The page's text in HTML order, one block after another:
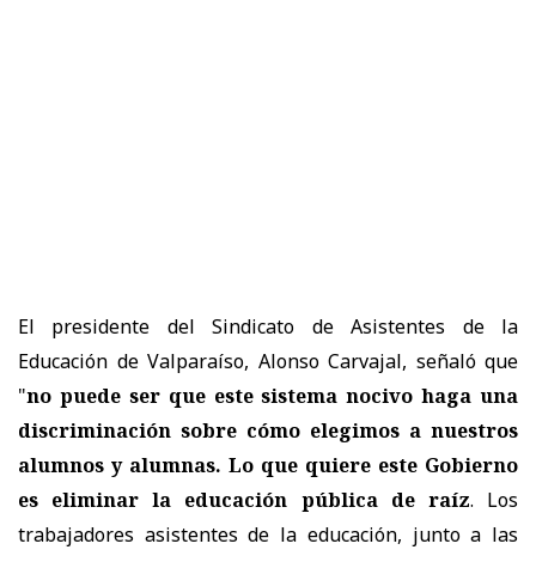
El presidente del Sindicato de Asistentes de la
Educación de Valparaíso, Alonso Carvajal, señaló que
"no puede ser que este sistema nocivo haga una
discriminación sobre cómo elegimos a nuestros
alumnos y alumnas. Lo que quiere este Gobierno
es eliminar la educación pública de raíz. Los
trabajadores asistentes de la educación, junto a las